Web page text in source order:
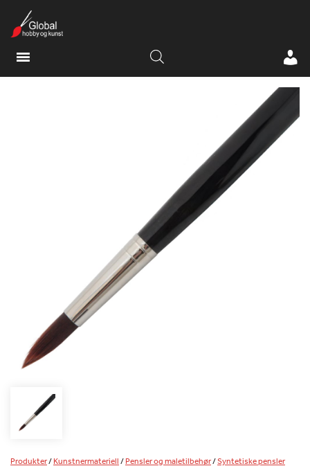
Produkter/Kunstnermateriell/Pensler og maletilbehør/Syntetiske pensler